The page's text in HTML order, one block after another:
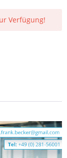
Verfügung!